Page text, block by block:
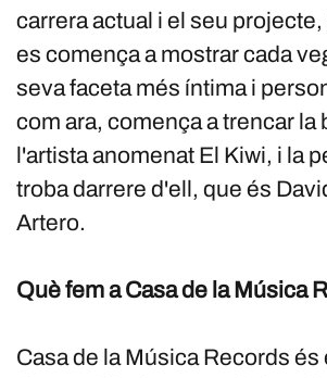
carrera actual i el seu projecte,
es comença a mostrar cada
seva faceta més íntima i
com ara, comença a trencar la
l'artista anomenat El Kiwi, i la
troba darrere d'ell, que és
Artero.
Què fem a Casa de la Música
Casa de la Música Records és